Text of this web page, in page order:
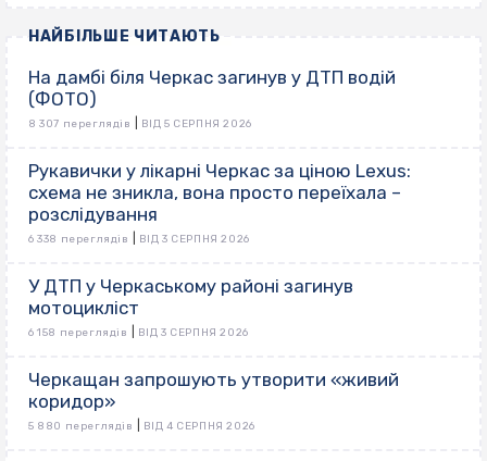
НАЙБІЛЬШЕ ЧИТАЮТЬ
На дамбі біля Черкас загинув у ДТП водій
(ФОТО)
8 307 переглядів ВІД 5 СЕРПНЯ 2026
Рукавички у лікарні Черкас за ціною Lexus:
схема не зникла, вона просто переїхала –
розслідування
6 338 переглядів ВІД 3 СЕРПНЯ 2026
У ДТП у Черкаському районі загинув
мотоцикліст
6 158 переглядів ВІД 3 СЕРПНЯ 2026
Черкащан запрошують утворити «живий
коридор»
5 880 переглядів ВІД 4 СЕРПНЯ 2026